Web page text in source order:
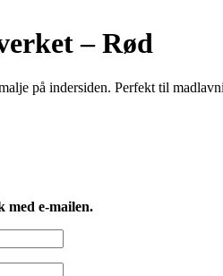
– Rød
på indersiden. Perfekt til
med e-mailen.